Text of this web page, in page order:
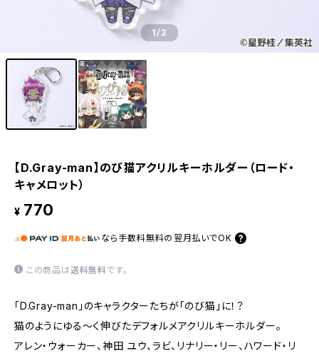
1/2
【D.Gray-man】のび猫アクリルキーホルダー（ロード・
キャメロット）
¥ 770
なら 手数料無料の 翌月払いでOK
この商品は送料無料です。
「D.Gray-man」のキャラクターたちが「のび猫」に！？
猫のようにゆる〜く伸びたデフォルメアクリルキーホルダー。
アレン・ウォーカー、神田 ユウ、ラビ、リナリー・リー、ハワード・リ